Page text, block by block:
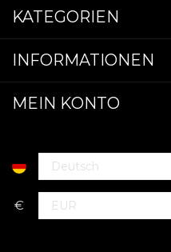
KATEGORIEN
INFORMATIONEN
MEIN KONTO
€